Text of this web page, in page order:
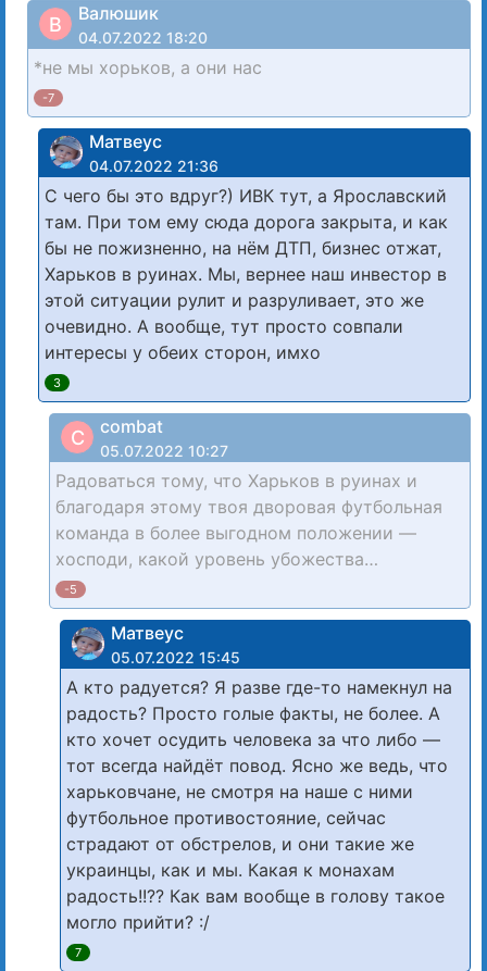
В Валюшик
04.07.2022 18:20
*не мы хорьков, а они нас
-7
Матвеус
04.07.2022 21:36
С чего бы это вдруг?) ИВК тут, а Ярославский
там. При том ему сюда дорога закрыта, и как
бы не пожизненно, на нём ДТП, бизнес отжат,
Харьков в руинах. Мы, вернее наш инвестор в
этой ситуации рулит и разруливает, это же
очевидно. А вообще, тут просто совпали
интересы у обеих сторон, имхо
3
C combat
05.07.2022 10:27
Радоваться тому, что Харьков в руинах и
благодаря этому твоя дворовая футбольная
команда в более выгодном положении —
хосподи, какой уровень убожества…
-5
Матвеус
05.07.2022 15:45
А кто радуется? Я разве где-то намекнул на
радость? Просто голые факты, не более. А
кто хочет осудить человека за что либо —
тот всегда найдёт повод. Ясно же ведь, что
харьковчане, не смотря на наше с ними
футбольное противостояние, сейчас
страдают от обстрелов, и они такие же
украинцы, как и мы. Какая к монахам
радость!!?? Как вам вообще в голову такое
могло прийти? :/
7